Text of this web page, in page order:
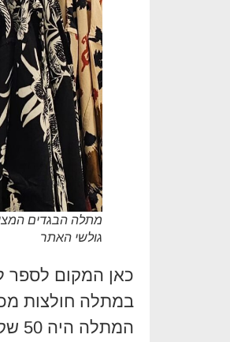
גולשי האתר
כאן המקום לספר
במתלה חולצות